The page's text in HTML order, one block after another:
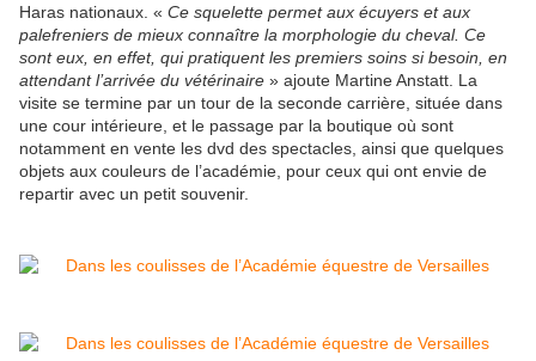
Haras nationaux. « Ce squelette permet aux écuyers et aux
palefreniers de mieux connaître la morphologie du cheval. Ce
sont eux, en effet, qui pratiquent les premiers soins si besoin, en
attendant l’arrivée du vétérinaire » ajoute Martine Anstatt. La
visite se termine par un tour de la seconde carrière, située dans
une cour intérieure, et le passage par la boutique où sont
notamment en vente les dvd des spectacles, ainsi que quelques
objets aux couleurs de l’académie, pour ceux qui ont envie de
repartir avec un petit souvenir.